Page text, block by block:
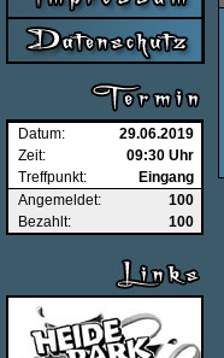
Datum:
29.06.2019
Zeit:
09:30 Uhr
Treffpunkt:
Eingang
Angemeldet:
100
Bezahlt:
100